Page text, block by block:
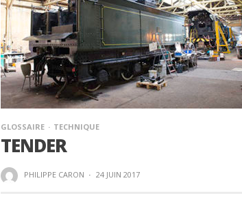
GLOSSAIRE TECHNIQUE
TENDER
PHILIPPE CARON · 24 JUIN 2017